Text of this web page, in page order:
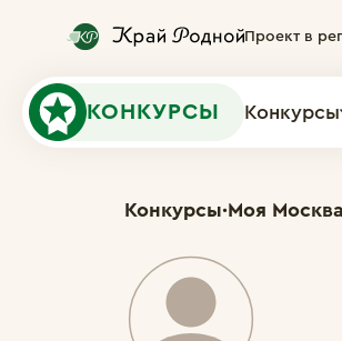
Проект в
КОНКУРСЫ Конкурсы
Конкурсы·Моя